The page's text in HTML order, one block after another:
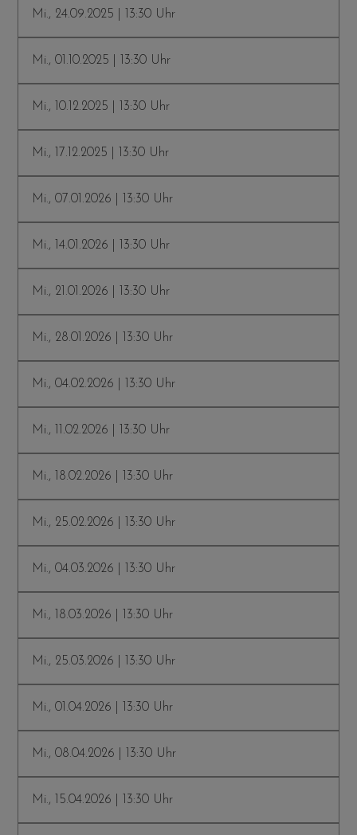
Mi., 24.09.2025 | 13:30 Uhr
Mi., 01.10.2025 | 13:30 Uhr
Mi., 10.12.2025 | 13:30 Uhr
Mi., 17.12.2025 | 13:30 Uhr
Mi., 07.01.2026 | 13:30 Uhr
Mi., 14.01.2026 | 13:30 Uhr
Mi., 21.01.2026 | 13:30 Uhr
Mi., 28.01.2026 | 13:30 Uhr
Mi., 04.02.2026 | 13:30 Uhr
Mi., 11.02.2026 | 13:30 Uhr
Mi., 18.02.2026 | 13:30 Uhr
Mi., 25.02.2026 | 13:30 Uhr
Mi., 04.03.2026 | 13:30 Uhr
Mi., 18.03.2026 | 13:30 Uhr
Mi., 25.03.2026 | 13:30 Uhr
Mi., 01.04.2026 | 13:30 Uhr
Mi., 08.04.2026 | 13:30 Uhr
Mi., 15.04.2026 | 13:30 Uhr